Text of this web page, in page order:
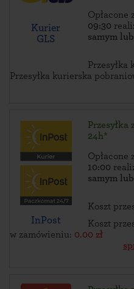
Kurier
GLS
Opłacone
09:30
samym
Przesyłka
Przesyłka kurierska
InPost
Przesyłka
24h*
Opłacone
10:00
samym
Koszt
Koszt
w zamówieniu: 0.00 zł